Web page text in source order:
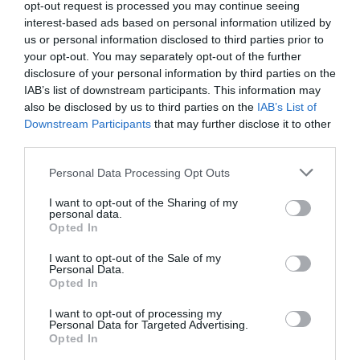
opt-out request is processed you may continue seeing
interest-based ads based on personal information utilized by
us or personal information disclosed to third parties prior to
your opt-out. You may separately opt-out of the further
disclosure of your personal information by third parties on the
IAB’s list of downstream participants. This information may
also be disclosed by us to third parties on the IAB’s List of
Downstream Participants that may further disclose it to other
Personal Data Processing Opt Outs
I want to opt-out of the Sharing of my
personal data.
Opted In
I want to opt-out of the Sale of my
Personal Data.
Opted In
I want to opt-out of processing my
Personal Data for Targeted Advertising.
Opted In
tout un chacun peut vérifier …
RÉPONDRE
rarea commenté :
7 décembre 2017 - 10 h
24 min
Allez faire comprendre à des Egyptiens et des Iraniens qu’en
achetant un billet Air France, ils sont sur Joon.
Ce message est totalement “inaudible” pour les passagers
qui ne vont rien y comprendre. Est-ce que LH dessert
Téhéran avec des vols Eurowing? ou BA avec des vols Level?
Il y a bien évidemment un marché sur Téhéran pour les 4
fauteuils Première qu’offre Air France sur ses 777-200. L’Iran
s’ouvre comme jamais, les avions sont pleins dans toutes les
classes, les grandes fortunes iraniennes sont typiquement
une clientèle First.
Bref, une fois de plus Air France à tout faux… et personne n’y